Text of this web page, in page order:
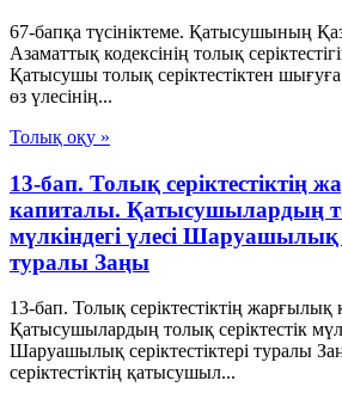
67-бапқа түсініктеме. Қатысушының
Азаматтық кодексінің толық
Қатысушы толық серіктестіктен
өз үлесінің...
Толық оқу »
13-бап. Толық серiктестiктiң
капиталы. Қатысушылардың
мүлкiндегi үлесi Шаруашылық
туралы Заңы
13-бап. Толық серiктестiктiң жарғылық
Қатысушылардың толық серiктестiк
Шаруашылық серіктестіктері туралы
серiктестiктiң қатысушыл...